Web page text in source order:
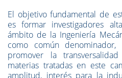
El objetivo fundamental de
es formar investigadores
ámbito de la Ingeniería
como común
promover la
materias tratadas en este
amplitud, interés para la